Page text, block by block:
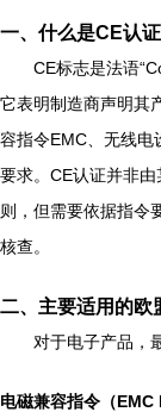
一、什么是CE认
CE标志是法语
它表明制造商声明其
容指令EMC、无线电
要求。CE认证并非
则，但需要依据指令
核查。
二、主要适用的欧
对于电子产品，
电磁兼容指令（EMC